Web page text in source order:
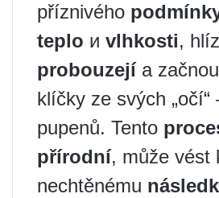
příznivého
teplo и vlhkosti,
probouzejía
klíčky ze svých „očí“
pupenů. Tento
přírodní, může vést
nechtěnému